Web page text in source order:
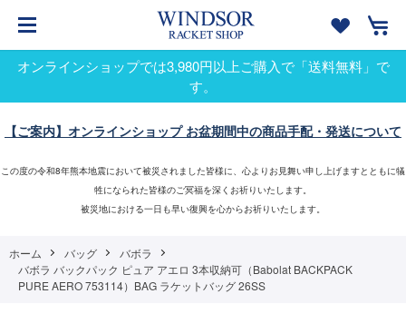
オンラインショップでは3,980円以上ご購入で「送料無料」で
す。
【ご案内】オンラインショップ お盆期間中の商品手配・発送について
この度の令和8年熊本地震において被災されました皆様に、心よりお見舞い申し上げますとともに犠
牲になられた皆様のご冥福を深くお祈りいたします。
被災地における一日も早い復興を心からお祈りいたします。
ホーム バッグ
バボラ
バボラ バックパック ピュア アエロ 3本収納可（Babolat BACKPACK
PURE AERO 753114）BAG ラケットバッグ 26SS